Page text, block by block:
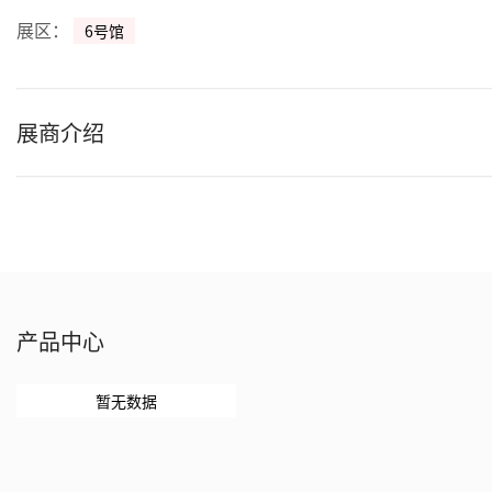
展区： 6号馆
展商介绍
产品中心
暂无数据